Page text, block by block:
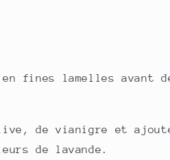
fines lamelles avant
de vianigre et
de lavande.